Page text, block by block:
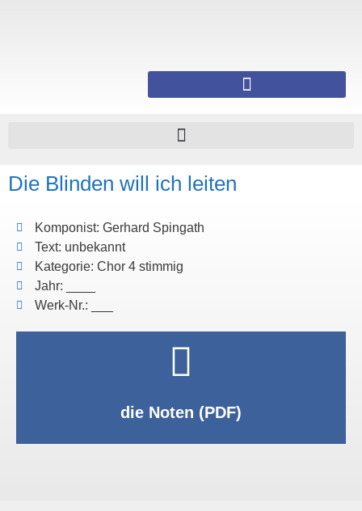
Die Blinden will ich leiten
Komponist: Gerhard Spingath
Text: unbekannt
Kategorie: Chor 4 stimmig
Jahr: ____
Werk-Nr.: ___
die Noten (PDF)